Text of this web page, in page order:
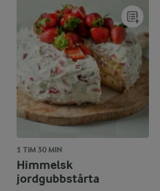
1 TIM 30 MIN
Himmelsk
jordgubbstårta